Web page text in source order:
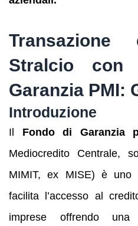
Stralcio
Garanzia PMI:
Introduzione
Il Fondo di Garanzia
Mediocredito Centrale,
MIMIT, ex MISE) è uno
facilita l’accesso al
imprese offrendo